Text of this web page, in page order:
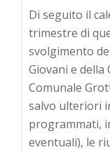
Di seguito il
trimestre di
svolgimento
Giovani e della
Comunale
salvo ulteriori
programmati,
eventuali), le